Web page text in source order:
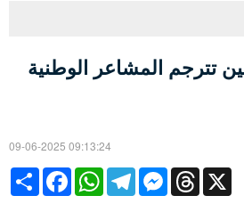
تترجم المشاعر الوطنية
09-06-2025 09:13:24
Share
FacebookWhatsAppTelegramMessengerThreads X